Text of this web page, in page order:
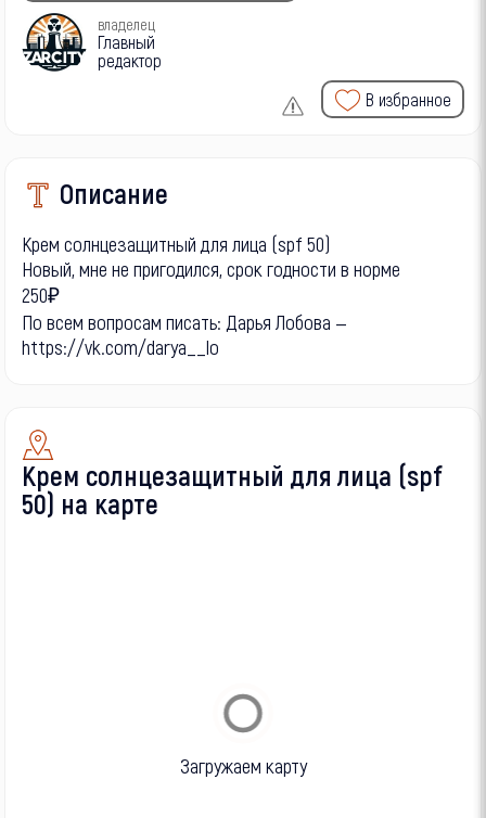
владелец
Главный
редактор
В избранное
Описание
Крем солнцезащитный для лица (spf 50)
Новый, мне не пригодился, срок годности в норме
250₽
По всем вопросам писать: Дарья Лобова —
https://vk.com/darya__lo
Крем солнцезащитный для лица (spf
50) на карте
Загружаем карту